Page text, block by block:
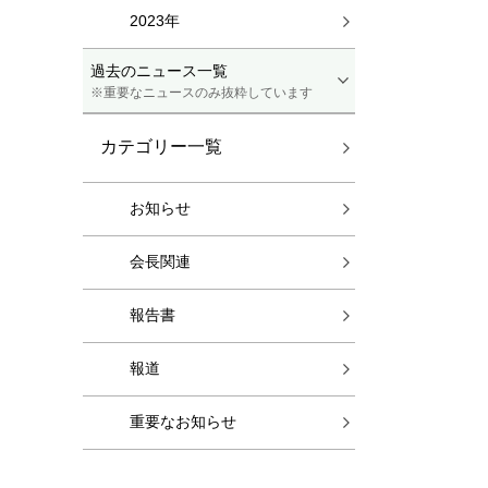
過去のニュース一覧
※重要なニュースのみ抜粋しています
2023年
カテゴリー一覧
お知らせ
会長関連
報告書
報道
重要なお知らせ